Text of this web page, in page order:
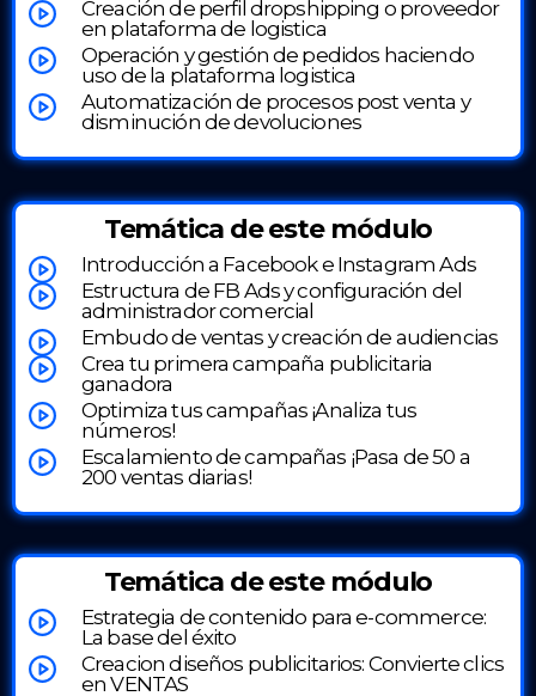
Creación de perfil dropshipping o proveedor
en plataforma de logistica
Operación y gestión de pedidos haciendo
uso de la plataforma logistica
Automatización de procesos post venta y
disminución de devoluciones
Temática de este módulo
Introducción a Facebook e Instagram Ads
Estructura de FB Ads y configuración del
administrador comercial
Embudo de ventas y creación de audiencias
Crea tu primera campaña publicitaria
ganadora
Optimiza tus campañas ¡Analiza tus
números!
Escalamiento de campañas ¡Pasa de 50 a
200 ventas diarias!
Temática de este módulo
Estrategia de contenido para e-commerce:
La base del éxito
Creacion diseños publicitarios: Convierte clics
en VENTAS